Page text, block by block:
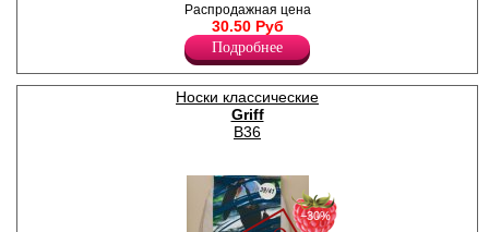
Носки мужские в тонкую
полоску по всей длине.
Полиамид 20%
Хлопок 80%
Распродажная цена
30.50 Руб
Подробнее
Носки классические
Griff
B36
−30%